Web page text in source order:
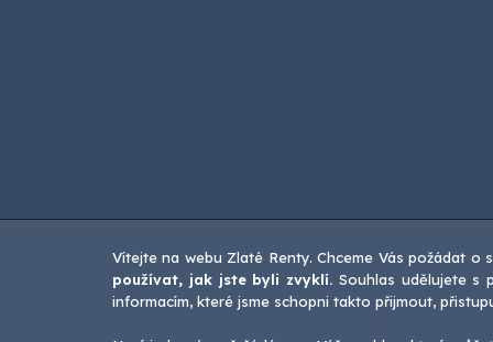
Vítejte na webu Zlaté Renty. Chceme Vás požádat
používat, jak jste byli zvyklí. Souhlas udělujete s
informacím, které jsme schopni takto přijmout,